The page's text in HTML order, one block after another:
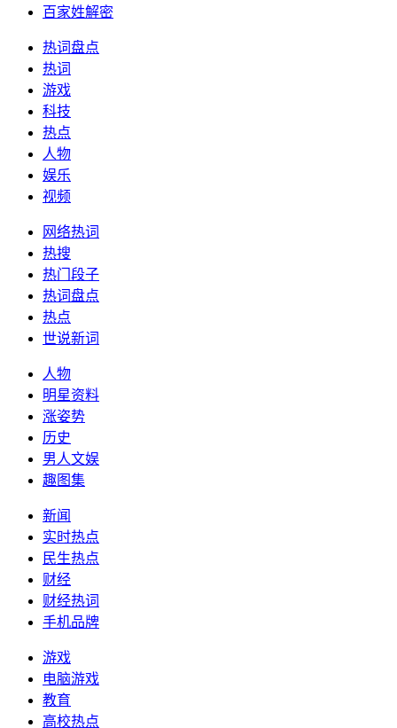
百家姓解密
热词盘点
热词
游戏
科技
热点
人物
娱乐
视频
网络热词
热搜
热门段子
热词盘点
热点
世说新词
人物
明星资料
涨姿势
历史
男人文娱
趣图集
新闻
实时热点
民生热点
财经
财经热词
手机品牌
游戏
电脑游戏
教育
高校热点